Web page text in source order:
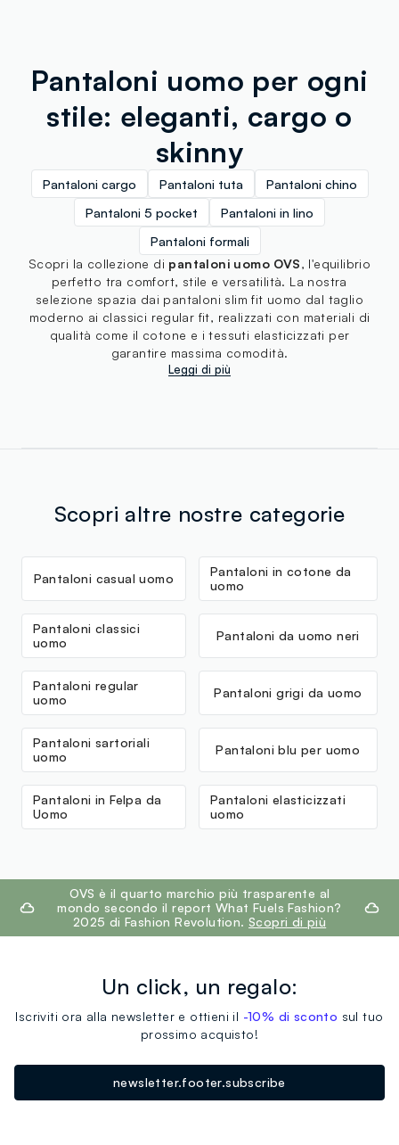
Pantaloni uomo per ogni
stile: eleganti, cargo o
skinny
Pantaloni cargo Pantaloni tuta
Pantaloni chino
Pantaloni 5 pocket
Pantaloni in lino
Pantaloni formali
Scopri la collezione di pantaloni uomo OVS, l'equilibrio
perfetto tra comfort, stile e versatilità. La nostra
selezione spazia dai pantaloni slim fit uomo dal taglio
moderno ai classici regular fit, realizzati con materiali di
qualità come il cotone e i tessuti elasticizzati per
garantire massima comodità.
Leggi di più
Scopri altre nostre categorie
Pantaloni casual uomo
Pantaloni in cotone da
uomo
Pantaloni classici
uomo
Pantaloni da uomo neri
Pantaloni regular
uomo
Pantaloni grigi da uomo
Pantaloni sartoriali
uomo
Pantaloni blu per uomo
Pantaloni in Felpa da
Uomo
Pantaloni elasticizzati
uomo
footer.ariatitleOVS è il quarto marchio più trasparente al
mondo secondo il report What Fuels Fashion?
2025 di Fashion Revolution. Scopri di più
Un click, un regalo:
Iscriviti ora alla newsletter e ottieni il -10% di sconto sul tuo
prossimo acquisto!
newsletter.footer.subscribe